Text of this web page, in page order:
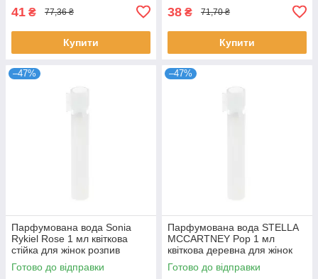
41 ₴ 77,36 ₴
Купити
38 ₴ 71,70 ₴
Купити
–47%
Парфумована вода Sonia
Rykiel Rose 1 мл квіткова
стійка для жінок розпив
елітна Соня Рікель
Готово до відправки
–47%
Парфумована вода STELLA
MCCARTNEY Pop 1 мл
квіткова деревна для жінок
оригінальний розпив Стелла
Маккартні
Готово до відправки